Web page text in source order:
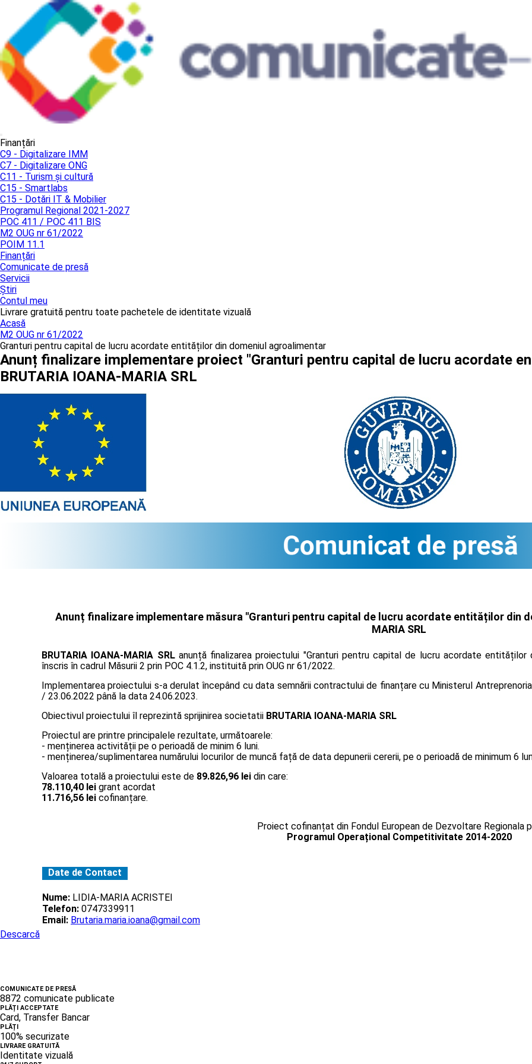
Finanțări
C9 - Digitalizare IMM
C7 - Digitalizare ONG
C11 - Turism și cultură
C15 - Smartlabs
C15 - Dotări IT & Mobilier
Programul Regional 2021-2027
POC 411 / POC 411 BIS
M2 OUG nr 61/2022
POIM 11.1
Finanțări
Comunicate de presă
Servicii
Știri
Contul meu
Livrare gratuită pentru toate pachetele de identitate vizuală
Acasă
M2 OUG nr 61/2022
Granturi pentru capital de lucru acordate entităților din domeniul agroalimentar
Anunț finalizare implementare proiect "Granturi pentru capital de lucru acordate
BRUTARIA IOANA-MARIA SRL
Anunț finalizare implementare măsura "Granturi pentru capital de lucru acordate entităților din
MARIA SRL
BRUTARIA IOANA-MARIA SRLanunță finalizarea proiectului "Granturi pentru capital de lucru acordate entităților
înscris în cadrul Măsurii 2 prin POC 4.1.2, instituită prin OUG nr 61/2022.
Implementarea proiectului s-a derulat începând cu data semnării contractului de finanțare cu Ministerul
/ 23.06.2022 până la data 24.06.2023.
Obiectivul proiectului îl reprezintă sprijinirea societatii BRUTARIA IOANA-MARIA SRL
Proiectul are printre principalele rezultate, următoarele:
- menținerea activității pe o perioadă de minim 6 luni.
- menținerea/suplimentarea numărului locurilor de muncă față de data depunerii cererii, pe o perioadă de minimum 6
Valoarea totală a proiectului este de 89.826,96 lei din care:
78.110,40 lei grant acordat
11.716,56 lei cofinanțare.
Proiect cofinanțat din Fondul European de Dezvoltare Regionala
Programul Operațional Competitivitate 2014-2020
Date de Contact
Nume: LIDIA-MARIA ACRISTEI
Telefon: 0747339911
Email: Brutaria.maria.ioana@gmail.com
Descarcă
COMUNICATE DE PRESĂ
8872 comunicate publicate
PLĂȚI ACCEPTATE
Card, Transfer Bancar
PLĂȚI
100% securizate
LIVRARE GRATUITĂ
Identitate vizuală